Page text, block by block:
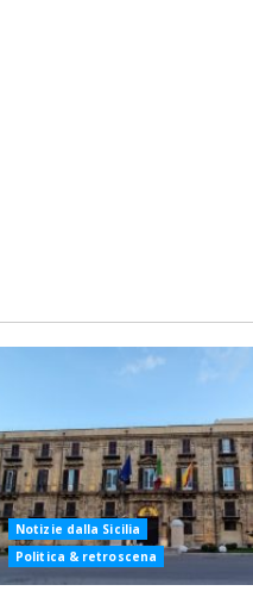
Notizie dalla Sicilia
Politica & retroscena